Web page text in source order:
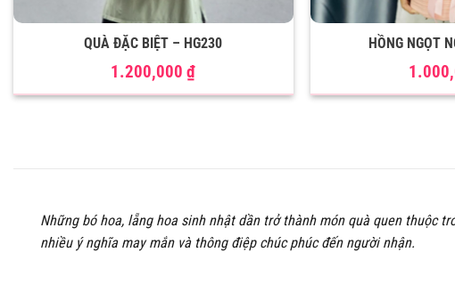
QUÀ ĐẶC BIỆT – HG230
1.200,000₫
HỒNG NGỌT
Những bó hoa, lẵng hoa sinh nhật dần trở thành món quà quen thuộc
nhiều ý nghĩa may mắn và thông điệp chúc phúc đến người nhận.